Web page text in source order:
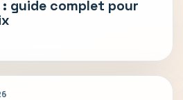
guide complet pour